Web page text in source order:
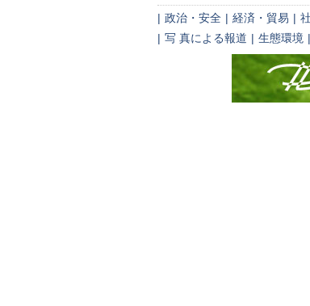
| 政治・安全 | 経済・貿易 |
| 写 真による報道 | 生態環境 |